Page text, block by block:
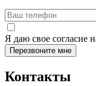
Я даю свое согласие
Контакты